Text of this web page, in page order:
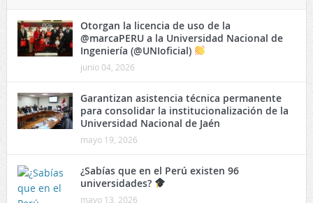
Otorgan la licencia de uso de la
@marcaPERU a la Universidad Nacional de
Ingeniería (@UNIoficial)
junio 04, 2026
Garantizan asistencia técnica permanente
para consolidar la institucionalización de la
Universidad Nacional de Jaén
mayo 19, 2026
¿Sabías que en el Perú existen 96
universidades?
mayo 13, 2026